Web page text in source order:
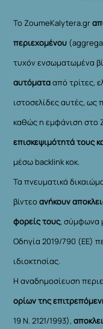
Το ZoumeKalytera.gr
περιεχομένου
τυχόν ενσωματωμένα
αυτόματααπό τρίτες,
ιστοσελίδες αυτές, ως
καθώς η εμφάνιση στο
επισκεψιμότητά τους
μέσω backlink κοκ.
Τα πνευματικά
βίντεοανήκουν
φορείς τους, σύμφωνα
Οδηγία 2019/790 (ΕΕ)
ιδιοκτησίας.
Η αναδημοσίευση
ορίων της
19 Ν. 2121/1993),